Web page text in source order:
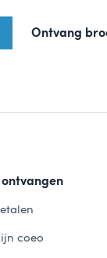
Ontvang
coeo